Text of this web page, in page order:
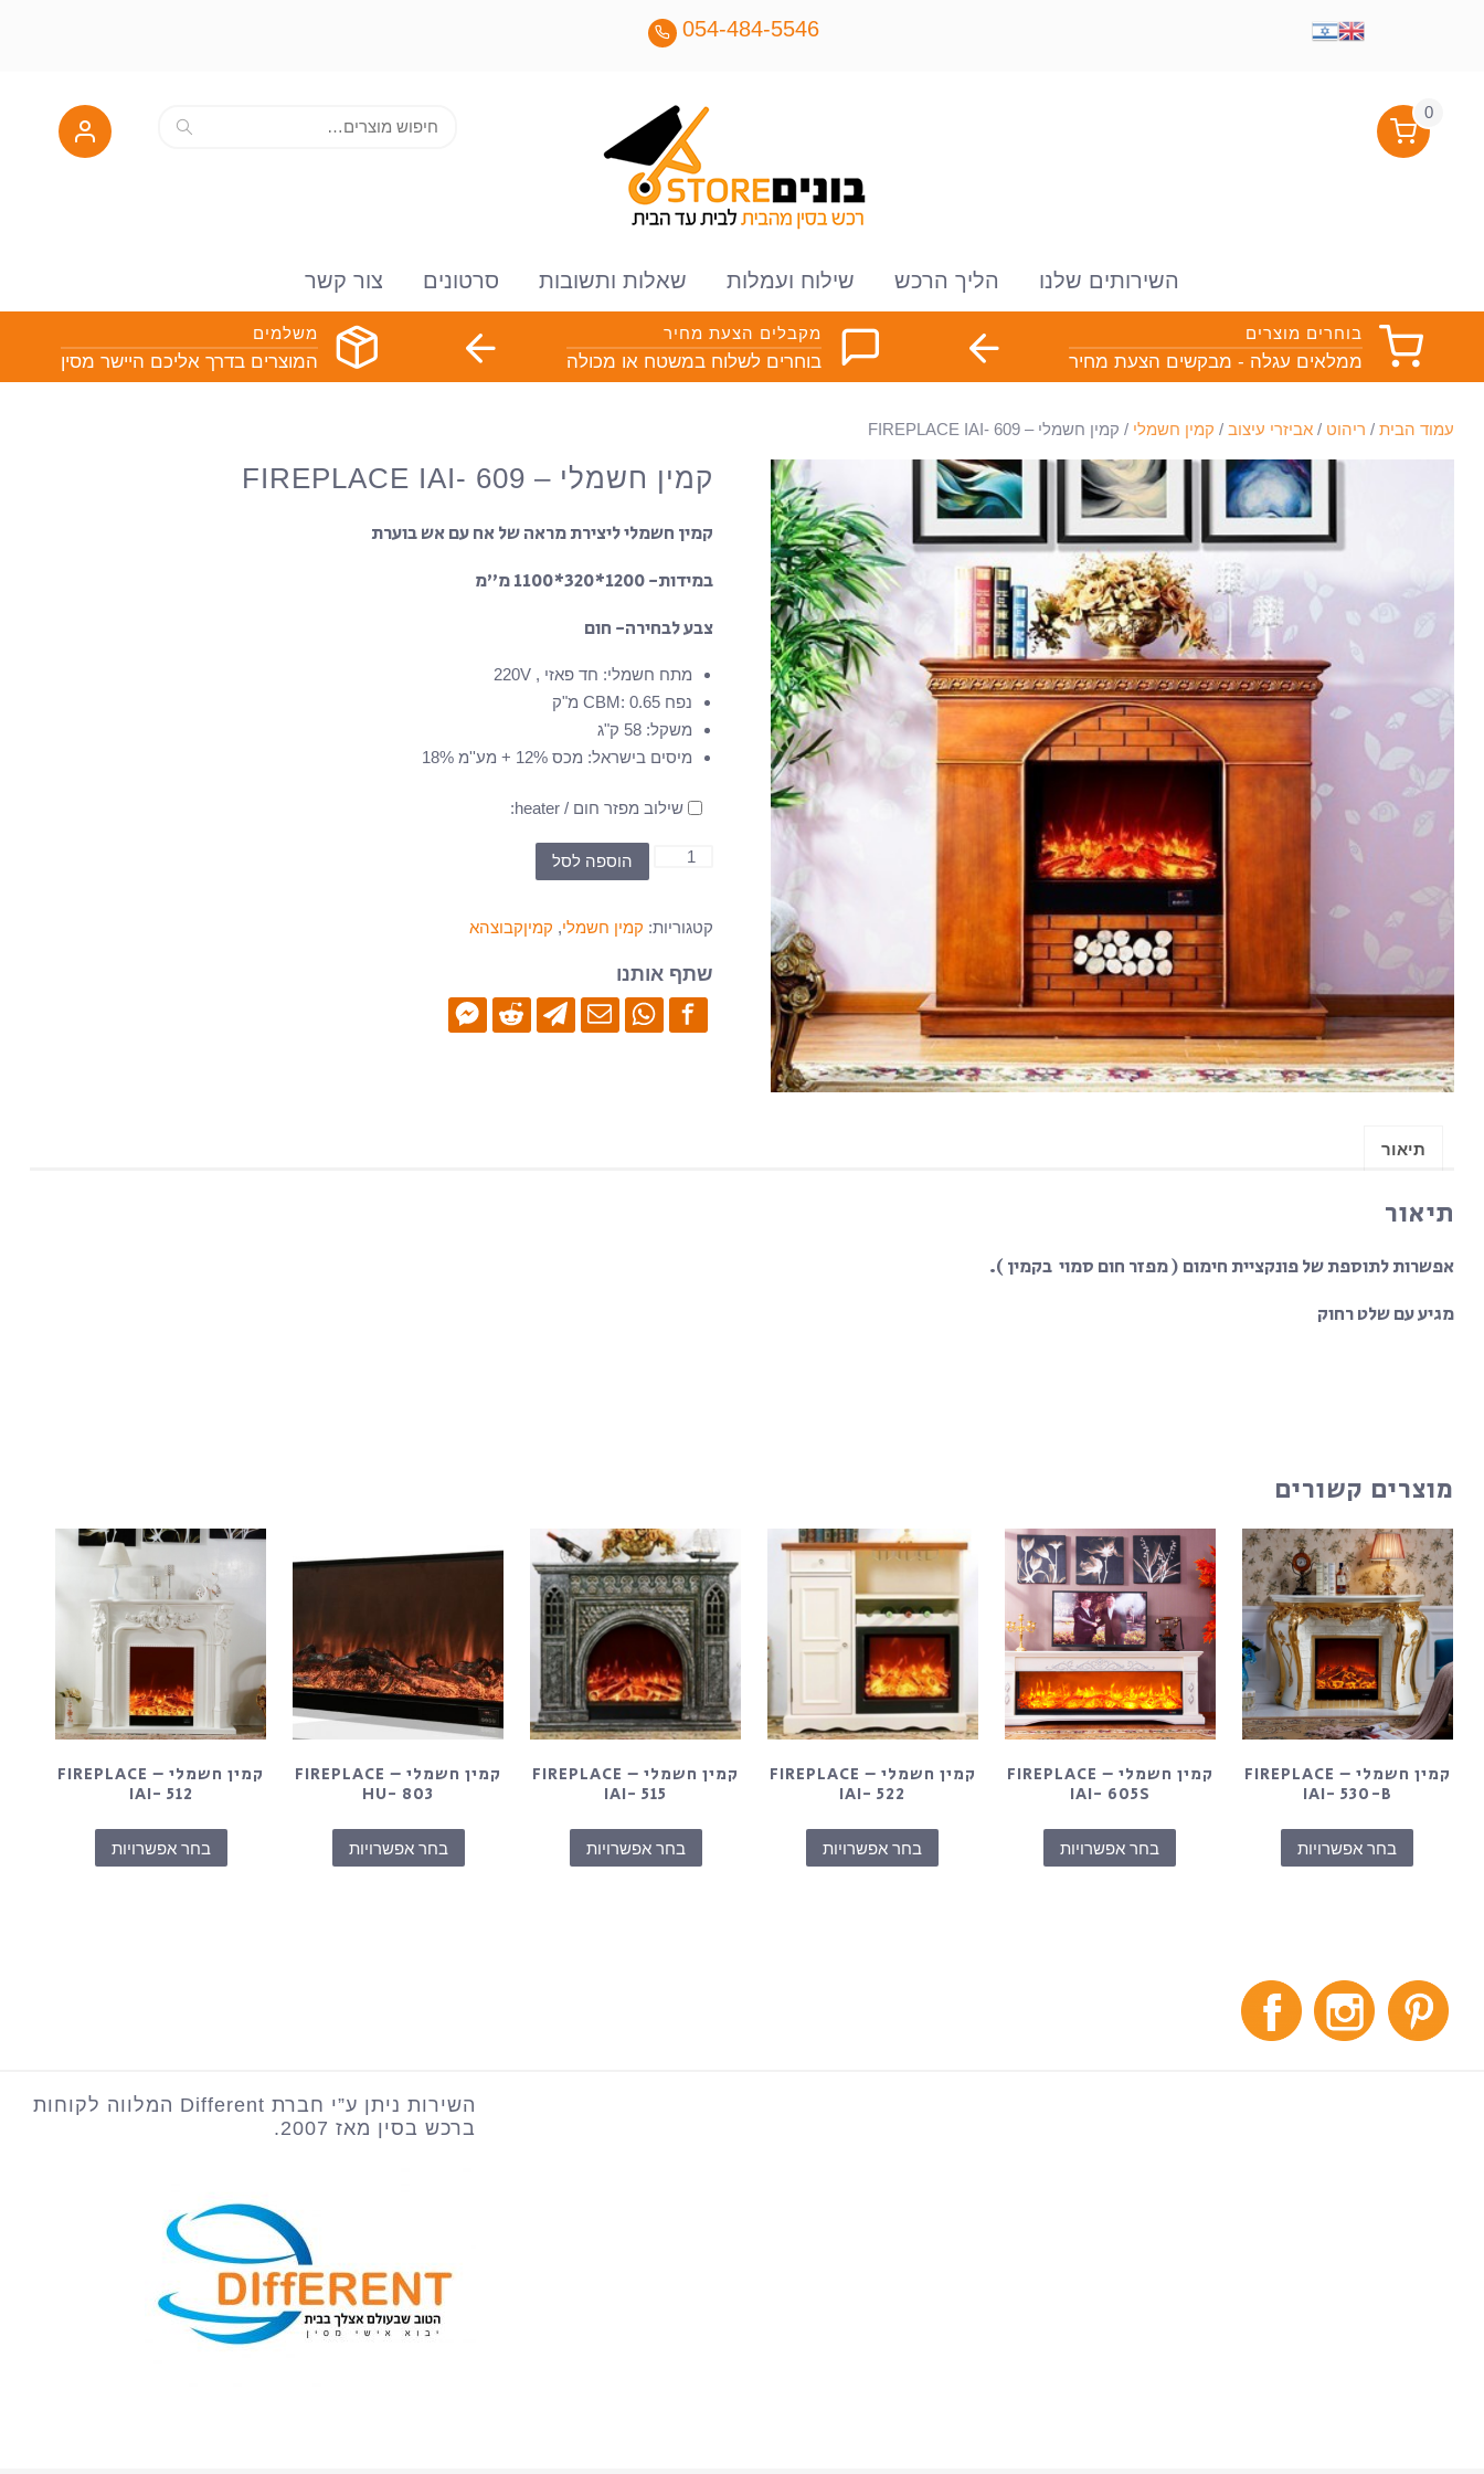
054-484-5546
חיפוש
חיפוש
0
השירותים שלנו הליך הרכש שילוח ועמלות שאלות ותשובות סרטונים צור קשר
בוחרים מוצרים
ממלאים עגלה - מבקשים הצעת מחיר
מקבלים הצעת מחיר
בוחרים לשלוח במשטח או מכולה
משלמים
המוצרים בדרך אליכם היישר מסין
עמוד הבית/ ריהוט / אביזרי עיצוב / קמין חשמלי / קמין חשמלי – FIREPLACE IAI- 609
קמין חשמלי – FIREPLACE IAI- 609
קמין חשמלי ליצירת מראה של אח עם אש בוערת
במידות- 1200*320*1100 מ”מ
צבע לבחירה- חום
מתח חשמלי: חד פאזי , 220V
נפח CBM
:0.65 מ"ק
משקל: 58 ק"ג
מיסים בישראל: מכס 12% + מע''מ 18%
שילוב מפזר חום / heater:
כמות
חשמלי
-
FIREPLACE
הוספה לסל
קטגוריות: קמין חשמלי, קמיןקבוצהא
שתף אותנו
תיאור
תיאור
אפשרות לתוספת של פונקציית חימום ( מפזר חום סמוי בקמין ).
מגיע עם שלט רחוק
מוצרים קשורים
קמין חשמלי – FIREPLACE
IAI- 530-B
בחר אפשרויות
קמין חשמלי – FIREPLACE
IAI- 605S
בחר אפשרויות
קמין חשמלי – FIREPLACE
IAI- 522
בחר אפשרויות
קמין חשמלי – FIREPLACE
IAI- 515
בחר אפשרויות
קמין חשמלי – FIREPLACE
HU- 803
בחר אפשרויות
קמין חשמלי – FIREPLACE
IAI- 512
בחר אפשרויות
השירות ניתן ע”י חברת Different המלווה לקוחות
ברכש בסין מאז 2007.